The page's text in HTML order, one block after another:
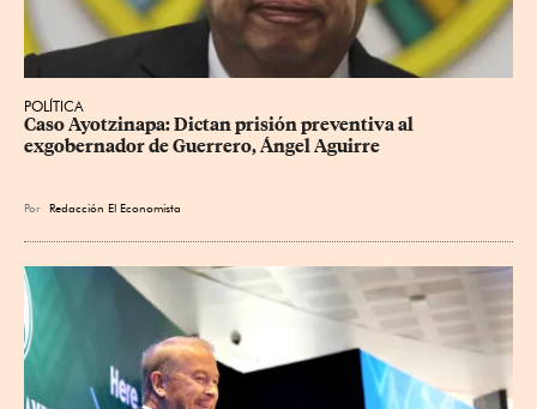
POLÍTICA
Caso Ayotzinapa: Dictan prisión preventiva al
exgobernador de Guerrero, Ángel Aguirre
Por Redacción El Economista